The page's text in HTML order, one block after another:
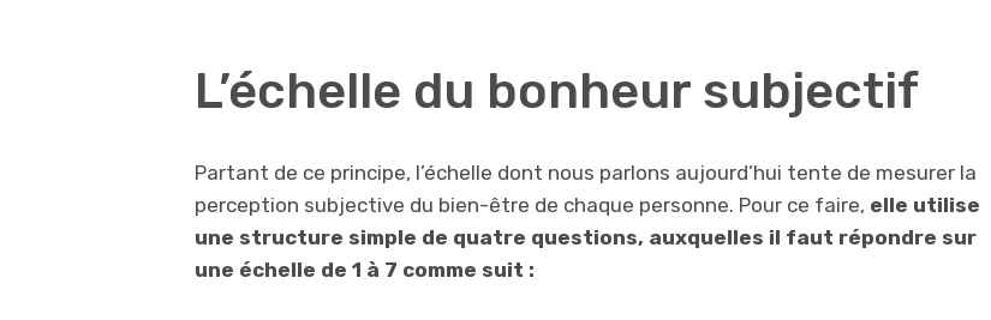
L’échelle du bonheur subjectif
Partant de ce principe, l’échelle dont nous parlons aujourd’hui tente de mesurer la
perception subjective du bien-être de chaque personne. Pour ce faire, elle utilise
une structure simple de quatre questions, auxquelles il faut répondre sur
une échelle de 1 à 7 comme suit :